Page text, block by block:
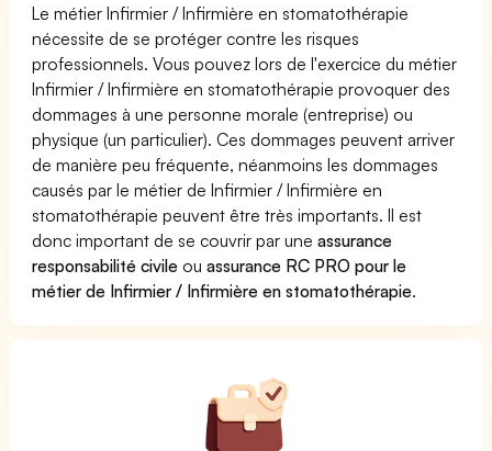
Le métier Infirmier / Infirmière en stomatothérapie
nécessite de se protéger contre les risques
professionnels. Vous pouvez lors de l'exercice du métier
Infirmier / Infirmière en stomatothérapie provoquer des
dommages à une personne morale (entreprise) ou
physique (un particulier). Ces dommages peuvent arriver
de manière peu fréquente, néanmoins les dommages
causés par le métier de Infirmier / Infirmière en
stomatothérapie peuvent être très importants. Il est
donc important de se couvrir par uneassurance
responsabilité civile ouassurance RC PRO pour le
métier de Infirmier / Infirmière en stomatothérapie.